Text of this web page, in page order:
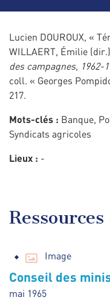
Lucien DOUROUX, «
WILLAERT, Émilie
des campagnes, 1962-
coll. « Georges
217.
Mots-clés : Banque,
Syndicats agricoles
Lieux : -
Image
Conseil des
mai 1965